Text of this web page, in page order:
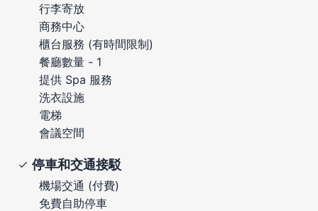
行李寄放
商務中心
櫃台服務 (有時間限制)
餐廳數量 - 1
提供 Spa 服務
洗衣設施
電梯
會議空間
停車和交通接駁
機場交通 (付費)
免費自助停車